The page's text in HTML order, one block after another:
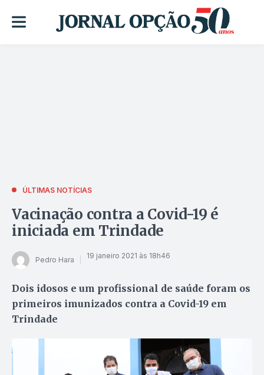
ÚLTIMAS NOTÍCIAS
Vacinação contra a Covid-19 é
iniciada em Trindade
Pedro Hara 19 janeiro 2021 às 18h46
Dois idosos e um profissional de saúde foram os
primeiros imunizados contra a Covid-19 em
Trindade